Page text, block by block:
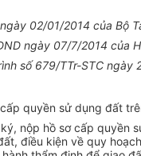
ngày 02/01/2014 của Bộ
ngày 07/7/2014 của
số 679/TTr-STC ngày
quyền sử dụng đất
nộp hồ sơ cấp quyền
điều kiện về quy